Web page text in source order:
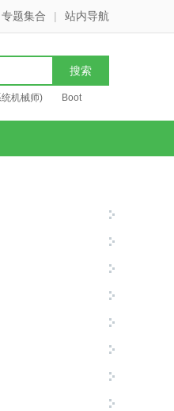
专题集合 | 站内导航
机械师) Boot